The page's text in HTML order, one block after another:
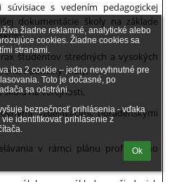
žiadne reklamné, analytické alebo
cookies. Žiadne cookies sa
stranami.
iba 2 cookie – jedno nevyhnutné pre
Toto je dočasné, po
sa odstráni.
bezpečnosť prihlásenia - vďaka
identifikovať prihlásenie z
Ok
súvisiace s vedením pedagogickej
dokumentácie školy na základe
študentov stredných a vysokých
riaditeľky školy,
na verejnosti,
vzdelávacími, poradenskými
v rámci plánu profesijného